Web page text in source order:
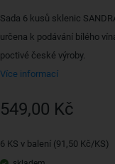
Sada 6 kusů sklenic
určena k podávání bílého
poctivé české výroby.
Více informací
549,00 Kč
6 KS v balení (91,50 Kč/KS)